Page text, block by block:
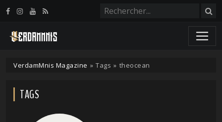
VerdamMnis Magazine » Tags » theocean
TAGS
Panneau de gestion des cookies